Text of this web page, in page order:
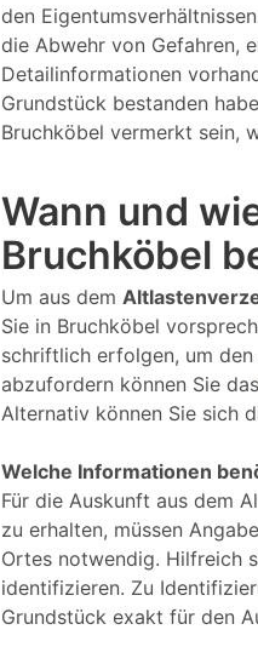
den
die Abwehr von Gefahren,
Detailinformationen
Grundstück bestanden
Bruchköbel vermerkt sein,
Wann und
Bruchköbel
Um aus dem
Sie in Bruchköbel
schriftlich erfolgen, um
abzufordern können Sie das
Alternativ können Sie sich
Welche Informationen
Für die Auskunft aus dem
zu erhalten, müssen
Ortes notwendig. Hilfreich
identifizieren. Zu
Grundstück exakt für den